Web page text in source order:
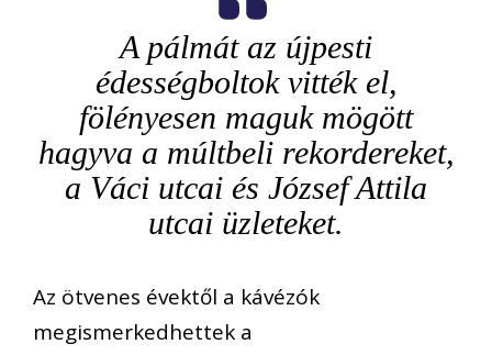
A pálmát az újpesti
édességboltok vitték el,
fölényesen maguk mögött
hagyva a múltbeli rekordereket,
a Váci utcai és József Attila
utcai üzleteket.
Az ötvenes évektől a kávézók
megismerkedhettek a